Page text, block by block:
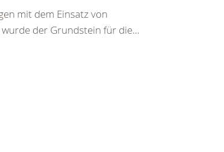
mit dem Einsatz von
der Grundstein für die...